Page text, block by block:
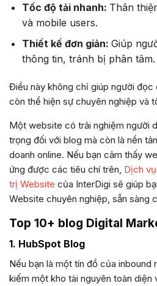
Tốc độ tải nhanh: Thân
và mobile users.
Thiết kế đơn giản: Giúp
thông tin, tránh bị phân tâm.
Điều này không chỉ giúp người đọc
còn thể hiện sự chuyên nghiệp và
Một website có trải nghiệm người
trọng đối với blog mà còn là nền
doanh online. Nếu bạn cảm thấy
ứng được các tiêu chí trên, Dịch
trị Website của InterDigi sẽ giúp
Website chuyên nghiệp, sẵn sàng
Top 10+ blog Digital
1. HubSpot Blog
Nếu bạn là một tín đồ của inbound
kiếm một kho tài nguyên toàn diện